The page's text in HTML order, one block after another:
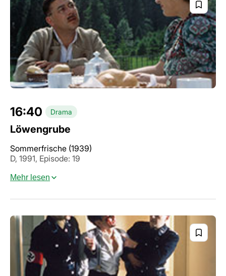
16:40 Drama
Löwengrube
Sommerfrische (1939)
D, 1991, Episode: 19
Mehr lesen